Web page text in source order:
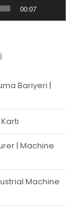
00:07
Bariyeri |
| Machine
Machine